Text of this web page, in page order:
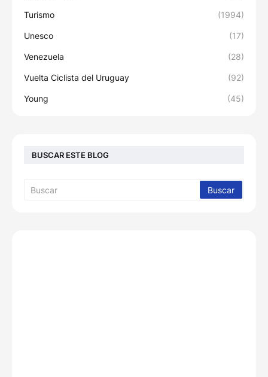
Turismo (1994)
Unesco (17)
Venezuela (28)
Vuelta Ciclista del Uruguay (92)
Young (45)
BUSCAR ESTE BLOG